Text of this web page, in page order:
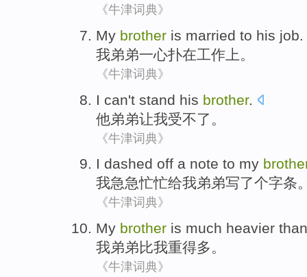
《牛津词典》
My brother is married to his job.
我弟弟一心扑在工作上。
《牛津词典》
I can't stand his brother.
他弟弟让我受不了 。
《牛津词典》
I dashed off a note to my
我急急忙忙给我弟弟写了个字条
《牛津词典》
My brother is much heavier than
我弟弟比我重得多。
《牛津词典》